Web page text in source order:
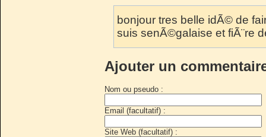
bonjour tres belle idÃ© de
suis senÃ©galaise et fiÃ¨re
Ajouter un
Nom ou pseudo :
Email (facultatif) :
Site Web (facultatif) :